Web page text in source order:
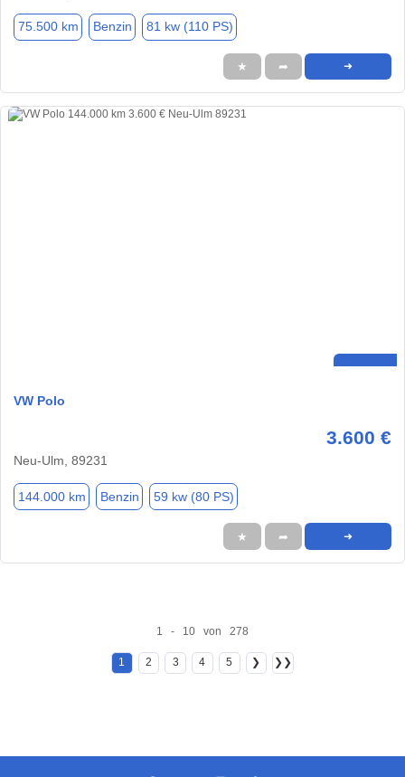
75.500 km Benzin 81 kw (110 PS)
★ ➦ ➜
VW Polo
3.600 €
Neu-Ulm, 89231
144.000 km Benzin 59 kw (80 PS)
★ ➦ ➜
1 - 10 von 278
1 2 3 4 5 ❯ ❯❯